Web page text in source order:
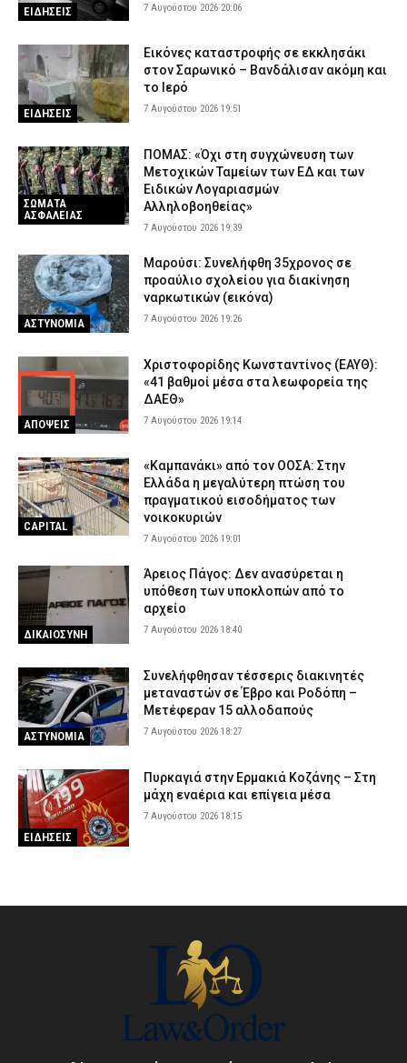
ΕΙΔΗΣΕΙΣ 7 Αυγούστου 2026 20:06
ΕΙΔΗΣΕΙΣ
Εικόνες καταστροφής σε εκκλησάκι
στον Σαρωνικό – Βανδάλισαν ακόμη και
το Ιερό
7 Αυγούστου 2026 19:51
ΣΩΜΑΤΑ
ΑΣΦΑΛΕΙΑΣ
ΠΟΜΑΣ: «Όχι στη συγχώνευση των
Μετοχικών Ταμείων των ΕΔ και των
Ειδικών Λογαριασμών
Αλληλοβοηθείας»
7 Αυγούστου 2026 19:39
ΑΣΤΥΝΟΜΙΑ
Μαρούσι: Συνελήφθη 35χρονος σε
προαύλιο σχολείου για διακίνηση
ναρκωτικών (εικόνα)
7 Αυγούστου 2026 19:26
ΑΠΟΨΕΙΣ
Χριστοφορίδης Κωνσταντίνος (ΕΑΥΘ):
«41 βαθμοί μέσα στα λεωφορεία της
ΔΑΕΘ»
7 Αυγούστου 2026 19:14
CAPITAL
«Καμπανάκι» από τον ΟΟΣΑ: Στην
Ελλάδα η μεγαλύτερη πτώση του
πραγματικού εισοδήματος των
νοικοκυριών
7 Αυγούστου 2026 19:01
ΔΙΚΑΙΟΣΥΝΗ
Άρειος Πάγος: Δεν ανασύρεται η
υπόθεση των υποκλοπών από το
αρχείο
7 Αυγούστου 2026 18:40
ΑΣΤΥΝΟΜΙΑ
Συνελήφθησαν τέσσερις διακινητές
μεταναστών σε Έβρο και Ροδόπη –
Μετέφεραν 15 αλλοδαπούς
7 Αυγούστου 2026 18:27
ΕΙΔΗΣΕΙΣ
Πυρκαγιά στην Ερμακιά Κοζάνης – Στη
μάχη εναέρια και επίγεια μέσα
7 Αυγούστου 2026 18:15